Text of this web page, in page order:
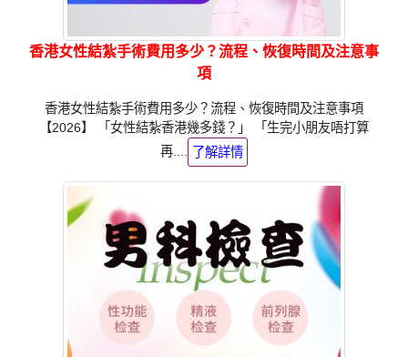
香港女性結紮手術費用多少？流程、恢復時間及注意事
項
香港女性結紮手術費用多少？流程、恢復時間及注意事項
【2026】 「女性結紮香港幾多錢？」 「生完小朋友唔打算
再.... 了解詳情